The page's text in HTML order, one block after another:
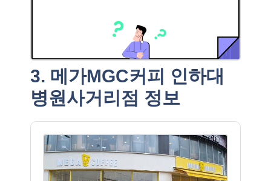
3. 메가MGC커피 인하대
병원사거리점 정보